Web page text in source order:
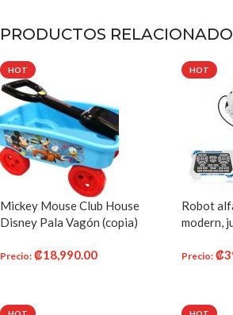
PRODUCTOS
HOT
Mickey Mouse Club House
Disney Pala Vagón (copia)
Precio: ₡18,990.00
HOT
Robot
modern,
Precio: ₡